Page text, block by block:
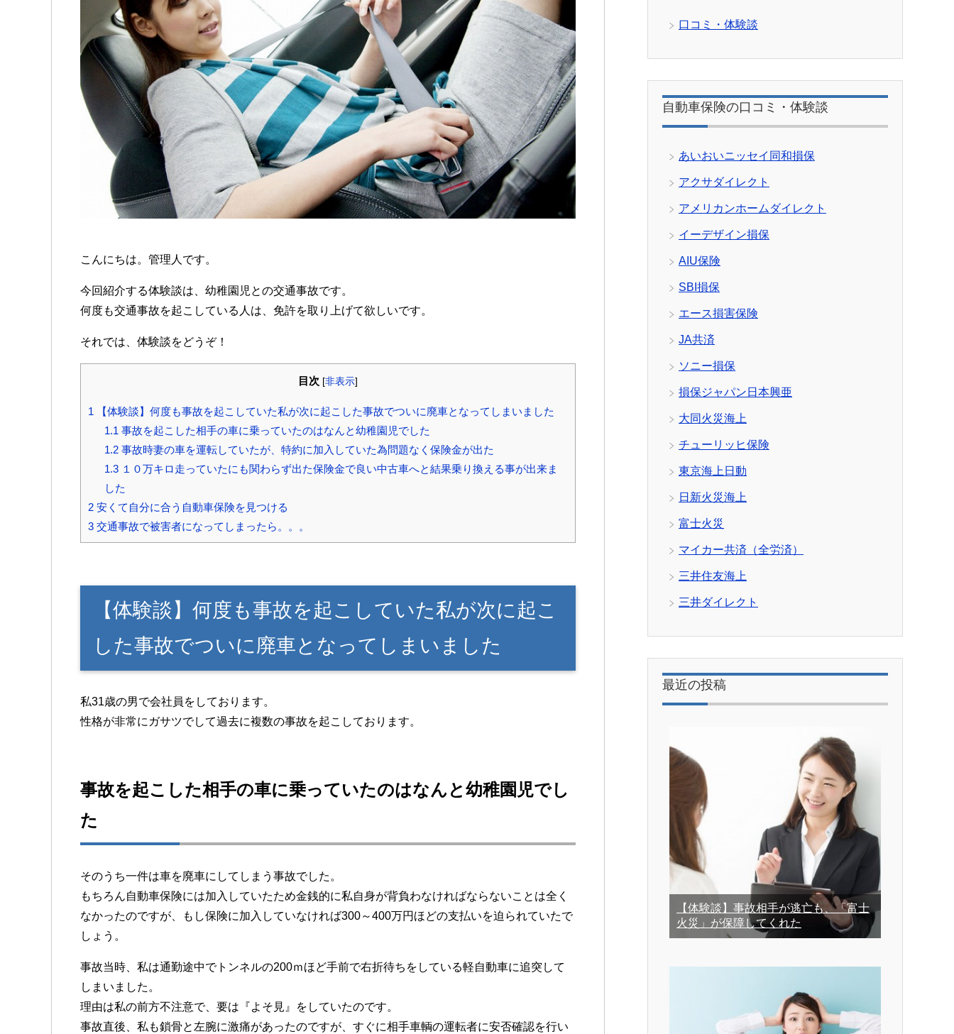
こんにちは。管理人です。
今回紹介する体験談は、幼稚園児との交通事故です。
何度も交通事故を起こしている人は、免許を取り上げて欲しいです。
それでは、体験談をどうぞ！
目次 [非表示]
1 【体験談】何度も事故を起こしていた私が次に起こした事故でついに廃車となってしまいました
1.1 事故を起こした相手の車に乗っていたのはなんと幼稚園児でした
1.2事故時妻の車を運転していたが、特約に加入していた為問題なく保険金が出た
1.3１０万キロ走っていたにも関わらず出た保険金で良い中古車へと結果乗り換える事が出来ま
した
2 安くて自分に合う自動車保険を見つける
3 交通事故で被害者になってしまったら。。。
【体験談】何度も事故を起こしていた私が次に起こ
した事故でついに廃車となってしまいました
私31歳の男で会社員をしております。
性格が非常にガサツでして過去に複数の事故を起こしております。
事故を起こした相手の車に乗っていたのはなんと幼稚園児でし
た
そのうち一件は車を廃車にしてしまう事故でした。
もちろん自動車保険には加入していたため金銭的に私自身が背負わなければならないことは全く
なかったのですが、もし保険に加入していなければ300～400万円ほどの支払いを迫られていたで
しょう。
事故当時、私は通勤途中でトンネルの200ｍほど手前で右折待ちをしている軽自動車に追突して
しまいました。
理由は私の前方不注意で、要は『よそ見』をしていたのです。
事故直後、私も鎖骨と左腕に激痛があったのですが、すぐに相手車輌の運転者に安否確認を行い
口コミ・体験談
自動車保険の口コミ・体験談
あいおいニッセイ同和損保
アクサダイレクト
アメリカンホームダイレクト
イーデザイン損保
AIU保険
SBI損保
エース損害保険
JA共済
ソニー損保
損保ジャパン日本興亜
大同火災海上
チューリッヒ保険
東京海上日動
日新火災海上
富士火災
マイカー共済（全労済）
三井住友海上
三井ダイレクト
最近の投稿
【体験談】事故相手が逃亡も、「富士
火災」が保障してくれた